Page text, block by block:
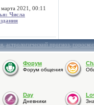
марта 2021, 00:11
Числа
,астрологический прогноз,
Форум
Форум общения
Day
Дневники